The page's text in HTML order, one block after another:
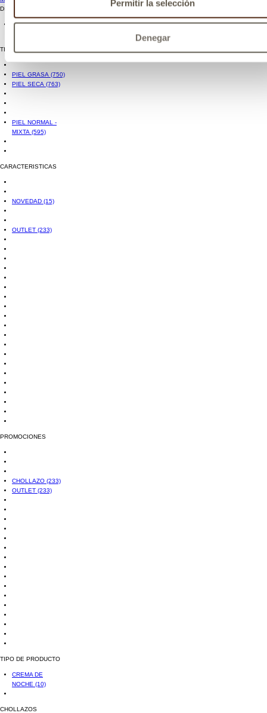
Permitir la selección
Denegar
DISPONIBILIDAD
Sólo
TIPO DE PIEL
PIEL GRASA (750)
PIEL SECA (763)
PIEL NORMAL -
MIXTA (595)
CARACTERISTICAS
NOVEDAD (15)
OUTLET (233)
PROMOCIONES
CHOLLAZO (233)
OUTLET (233)
TIPO DE PRODUCTO
CREMA DE
NOCHE (10)
CHOLLAZOS